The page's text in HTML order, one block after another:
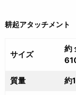
耕起アタッチメント
サイズ
約
質量 約